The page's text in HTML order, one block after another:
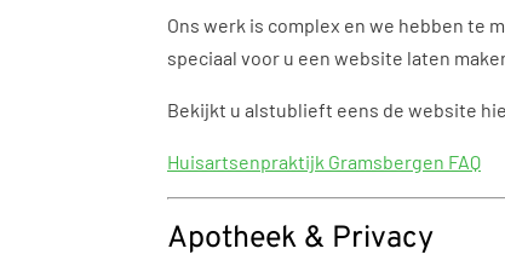
Ons werk is complex en we hebben te
speciaal voor u een website laten
Bekijkt u alstublieft eens de website
Huisartsenpraktijk Gramsbergen FAQ
Apotheek & Privacy